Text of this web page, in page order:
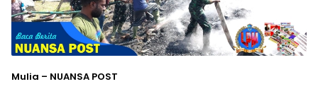
Mulia – NUANSA POST